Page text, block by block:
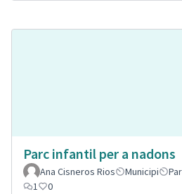
Parc infantil per a nadons
Ana Cisneros Rios
Municipi
1
0